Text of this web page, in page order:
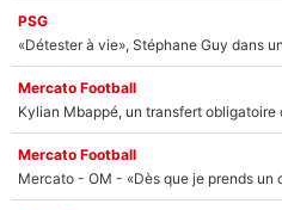
PSG
«Détester à vie», Stéphane Guy dans
Mercato Football
Kylian Mbappé, un transfert obligatoire
Mercato Football